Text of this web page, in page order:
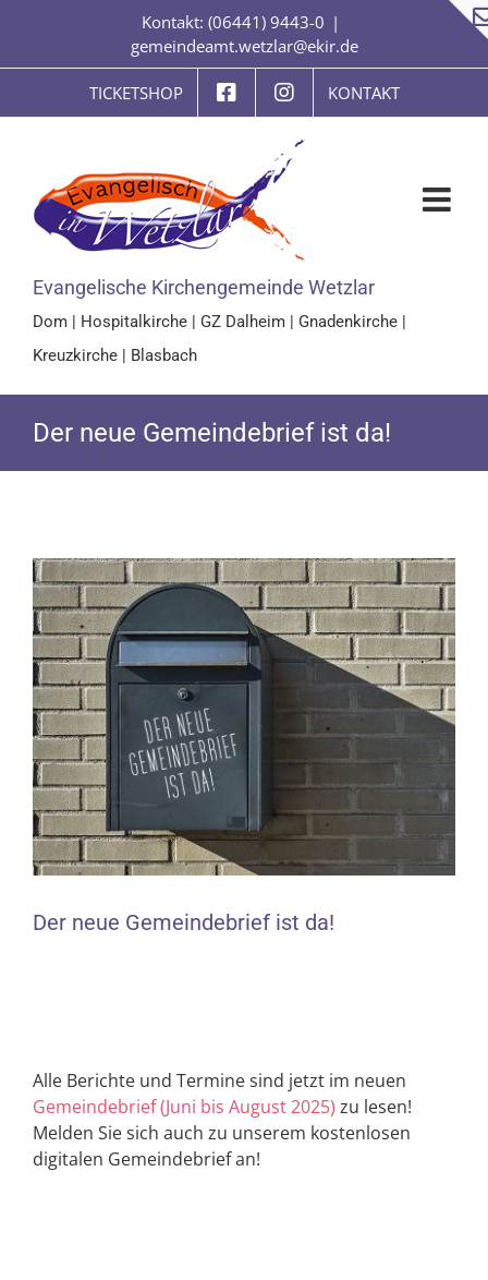
springen
Kontakt: (06441) 9443-0 |
gemeindeamt.wetzlar@ekir.de
TICKETSHOP KONTAKT
Evangelische Kirchengemeinde Wetzlar
Dom | Hospitalkirche | GZ Dalheim | Gnadenkirche |
Kreuzkirche | Blasbach
Der neue Gemeindebrief ist da!
Zeige
grösseres
Bild
Der neue Gemeindebrief ist da!
Alle Berichte und Termine sind jetzt im neuen
Gemeindebrief (Juni bis August 2025) zu lesen!
Melden Sie sich auch zu unserem kostenlosen
digitalen Gemeindebrief an!